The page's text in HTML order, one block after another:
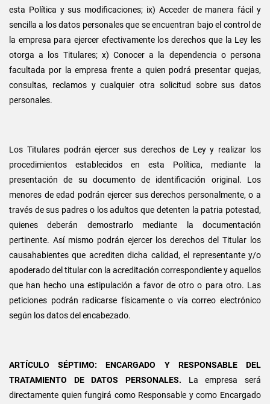
esta Política y sus modificaciones; ix) Acceder de manera fácil y
sencilla a los datos personales que se encuentran bajo el control de
la empresa para ejercer efectivamente los derechos que la Ley les
otorga a los Titulares; x) Conocer a la dependencia o persona
facultada por la empresa frente a quien podrá presentar quejas,
consultas, reclamos y cualquier otra solicitud sobre sus datos
personales.
Los Titulares podrán ejercer sus derechos de Ley y realizar los
procedimientos establecidos en esta Política, mediante la
presentación de su documento de identificación original. Los
menores de edad podrán ejercer sus derechos personalmente, o a
través de sus padres o los adultos que detenten la patria potestad,
quienes deberán demostrarlo mediante la documentación
pertinente. Así mismo podrán ejercer los derechos del Titular los
causahabientes que acrediten dicha calidad, el representante y/o
apoderado del titular con la acreditación correspondiente y aquellos
que han hecho una estipulación a favor de otro o para otro. Las
peticiones podrán radicarse físicamente o vía correo electrónico
según los datos del encabezado.
ARTÍCULO SÉPTIMO: ENCARGADO Y RESPONSABLE DEL
TRATAMIENTO DE DATOS PERSONALES. La empresa será
directamente quien fungirá como Responsable y como Encargado